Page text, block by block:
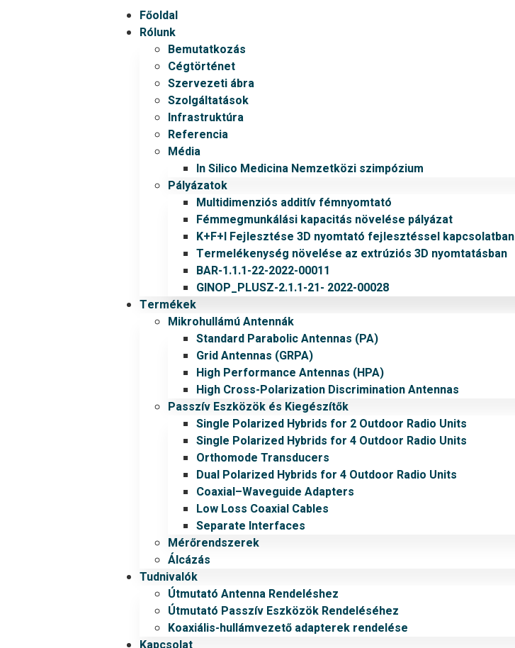
Főoldal
Rólunk
Bemutatkozás
Cégtörténet
Szervezeti ábra
Szolgáltatások
Infrastruktúra
Referencia
Média
In Silico Medicina Nemzetközi szimpózium
Pályázatok
Multidimenziós additív fémnyomtató
Fémmegmunkálási kapacitás növelése pályázat
K+F+I Fejlesztése 3D nyomtató fejlesztéssel kapcsolatban
Termelékenység növelése az extrúziós 3D nyomtatásban
BAR-1.1.1-22-2022-00011
GINOP_PLUSZ-2.1.1-21- 2022-00028
Termékek
Mikrohullámú Antennák
Standard Parabolic Antennas (PA)
Grid Antennas (GRPA)
High Performance Antennas (HPA)
High Cross-Polarization Discrimination Antennas
Passzív Eszközök és Kiegészítők
Single Polarized Hybrids for 2 Outdoor Radio Units
Single Polarized Hybrids for 4 Outdoor Radio Units
Orthomode Transducers
Dual Polarized Hybrids for 4 Outdoor Radio Units
Coaxial–Waveguide Adapters
Low Loss Coaxial Cables
Separate Interfaces
Mérőrendszerek
Álcázás
Tudnivalók
Útmutató Antenna Rendeléshez
Útmutató Passzív Eszközök Rendeléséhez
Koaxiális-hullámvezető adapterek rendelése